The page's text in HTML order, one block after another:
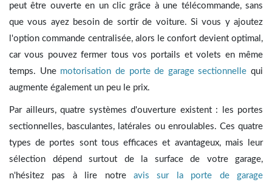
peut être ouverte en un clic grâce à une télécommande, sans
que vous ayez besoin de sortir de voiture. Si vous y ajoutez
l'option commande centralisée, alors le confort devient optimal,
car vous pouvez fermer tous vos portails et volets en même
temps. Une motorisation de porte de garage sectionnelle qui
augmente également un peu le prix.
Par ailleurs, quatre systèmes d'ouverture existent : les portes
sectionnelles, basculantes, latérales ou enroulables. Ces quatre
types de portes sont tous efficaces et avantageux, mais leur
sélection dépend surtout de la surface de votre garage,
n'hésitez pas à lire notre avis sur la porte de garage